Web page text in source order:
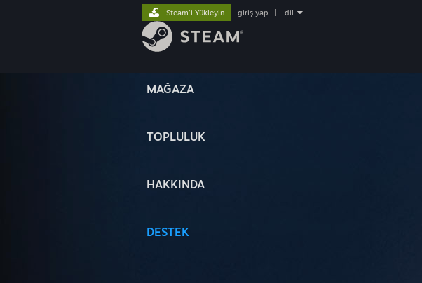
MAĞAZA
TOPLULUK
HAKKINDA
DESTEK
Steam'i Yükleyin giriş yap dil